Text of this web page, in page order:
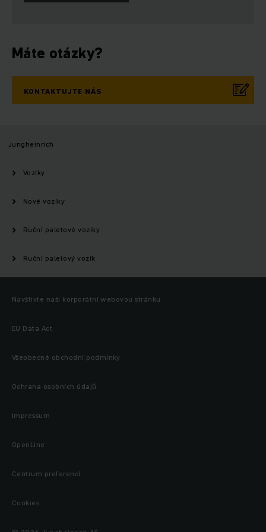
Máte otázky?
KONTAKTUJTE NÁS
Jungheinrich
Vozíky
Nové vozíky
Ruční paletové vozíky
Ruční paletový vozík
Navštivte naši korporátní webovou stránku
EU Data Act
Všeobecné obchodní podmínky
Ochrana osobních údajů
Impressum
OpenLine
Centrum preferencí
Cookies